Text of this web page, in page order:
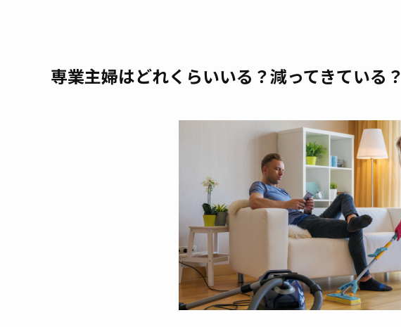
専業主婦はどれくらいいる？減ってきている？